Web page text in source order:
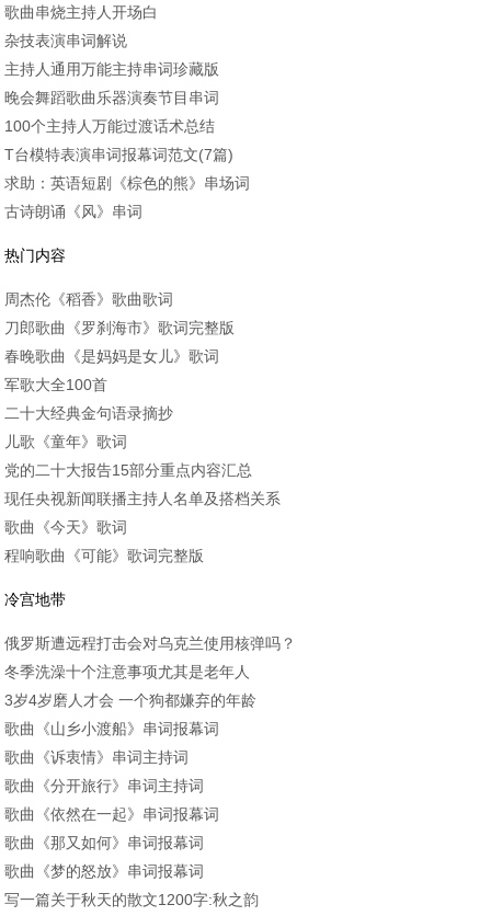
歌曲串烧主持人开场白
杂技表演串词解说
主持人通用万能主持串词珍藏版
晚会舞蹈歌曲乐器演奏节目串词
100个主持人万能过渡话术总结
T台模特表演串词报幕词范文(7篇)
求助：英语短剧《棕色的熊》串场词
古诗朗诵《风》串词
热门内容
周杰伦《稻香》歌曲歌词
刀郎歌曲《罗刹海市》歌词完整版
春晚歌曲《是妈妈是女儿》歌词
军歌大全100首
二十大经典金句语录摘抄
儿歌《童年》歌词
党的二十大报告15部分重点内容汇总
现任央视新闻联播主持人名单及搭档关系
歌曲《今天》歌词
程响歌曲《可能》歌词完整版
冷宫地带
俄罗斯遭远程打击会对乌克兰使用核弹吗？
冬季洗澡十个注意事项尤其是老年人
3岁4岁磨人才会 一个狗都嫌弃的年龄
歌曲《山乡小渡船》串词报幕词
歌曲《诉衷情》串词主持词
歌曲《分开旅行》串词主持词
歌曲《依然在一起》串词报幕词
歌曲《那又如何》串词报幕词
歌曲《梦的怒放》串词报幕词
写一篇关于秋天的散文1200字:秋之韵